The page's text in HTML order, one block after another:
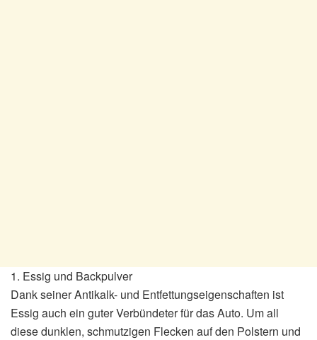
1. Essig und Backpulver
Dank seiner Antikalk- und Entfettungseigenschaften ist
Essig auch ein guter Verbündeter für das Auto. Um all
diese dunklen, schmutzigen Flecken auf den Polstern und